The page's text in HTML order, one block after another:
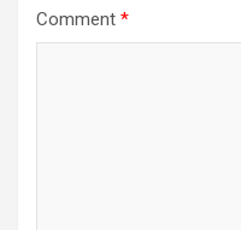
Comment *